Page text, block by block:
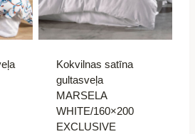
Kokvilnas satīna
gultasveļa
MARSELA
WHITE/160×200
EXCLUSIVE